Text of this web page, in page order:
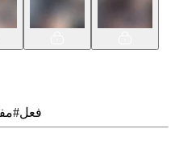
فعل#